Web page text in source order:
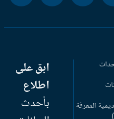
المعرفة
ابق على
اطلاع
بأحدث